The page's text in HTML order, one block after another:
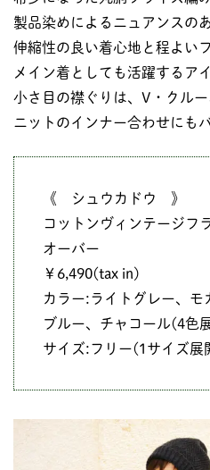
製品染めによるニュアンスの
伸縮性の良い着心地と程よい
メイン着としても活躍するア
小さ目の襟ぐりは、V・クル
ニットのインナー合わせにも
《 シュウカドウ 》
コットンヴィンテージフ
オーバー
￥6,490(tax in)
カラー:ライトグレー、モ
ブルー、チャコール(4色
サイズ:フリー(1サイズ展